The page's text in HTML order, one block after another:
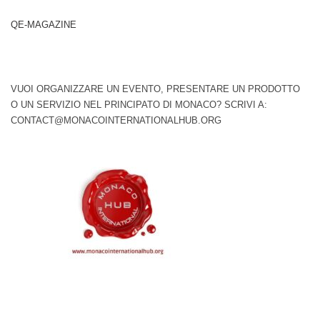
QE-MAGAZINE
VUOI ORGANIZZARE UN EVENTO, PRESENTARE UN PRODOTTO
O UN SERVIZIO NEL PRINCIPATO DI MONACO? SCRIVI A:
CONTACT@MONACOINTERNATIONALHUB.ORG